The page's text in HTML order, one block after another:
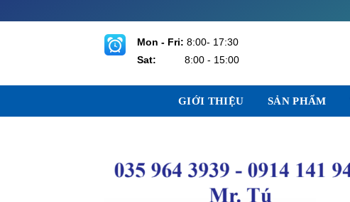
qua
Mon - Fri: 8:00- 17:30
Sat:
8:00 - 15:00
GIỚI THIỆU SẢN PHẨM